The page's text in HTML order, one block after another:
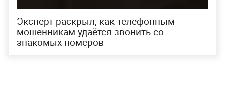
Эксперт раскрыл, как телефонным
мошенникам удаётся звонить со
знакомых номеров